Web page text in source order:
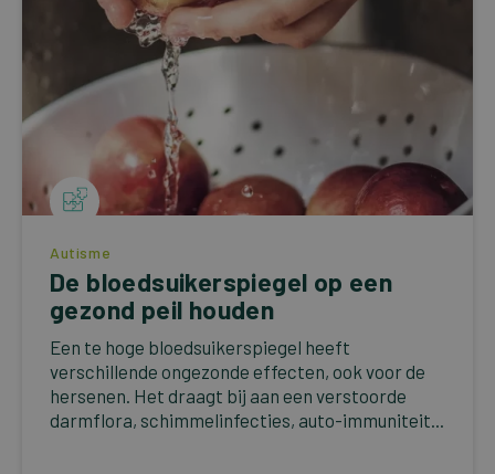
Autisme
De bloedsuikerspiegel op een
gezond peil houden
Een te hoge bloedsuikerspiegel heeft
verschillende ongezonde effecten, ook voor de
hersenen. Het draagt bij aan een verstoorde
darmflora, schimmelinfecties, auto-immuniteit...